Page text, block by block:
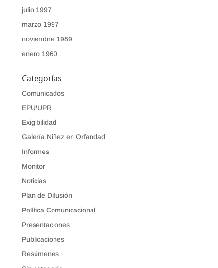
julio 1997
marzo 1997
noviembre 1989
enero 1960
Categorías
Comunicados
EPU/UPR
Exigibilidad
Galería Niñez en Orfandad
Informes
Monitor
Noticias
Plan de Difusión
Política Comunicacional
Presentaciones
Publicaciones
Resúmenes